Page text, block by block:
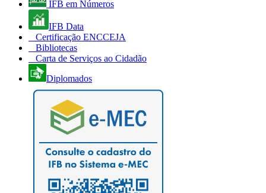
IFB em Números
IFB Data
Certificação ENCCEJA
Bibliotecas
Carta de Serviços ao Cidadão
Diplomados